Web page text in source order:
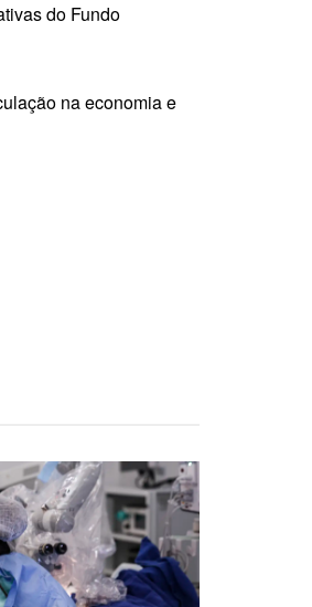
do Fundo
na economia e